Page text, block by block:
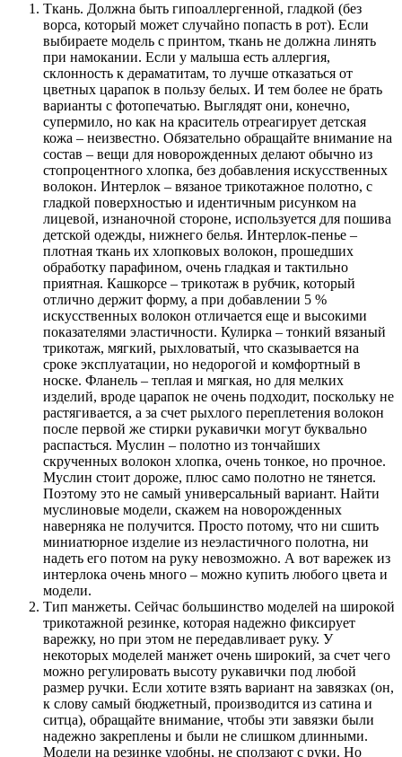
Ткань. Должна быть гипоаллергенной, гладкой (без
ворса, который может случайно попасть в рот). Если
выбираете модель с принтом, ткань не должна линять
при намокании. Если у малыша есть аллергия,
склонность к дераматитам, то лучше отказаться от
цветных царапок в пользу белых. И тем более не брать
варианты с фотопечатью. Выглядят они, конечно,
супермило, но как на краситель отреагирует детская
кожа – неизвестно. Обязательно обращайте внимание на
состав – вещи для новорожденных делают обычно из
стопроцентного хлопка, без добавления искусственных
волокон. Интерлок – вязаное трикотажное полотно, с
гладкой поверхностью и идентичным рисунком на
лицевой, изнаночной стороне, используется для пошива
детской одежды, нижнего белья. Интерлок-пенье –
плотная ткань их хлопковых волокон, прошедших
обработку парафином, очень гладкая и тактильно
приятная. Кашкорсе – трикотаж в рубчик, который
отлично держит форму, а при добавлении 5 %
искусственных волокон отличается еще и высокими
показателями эластичности. Кулирка – тонкий вязаный
трикотаж, мягкий, рыхловатый, что сказывается на
сроке эксплуатации, но недорогой и комфортный в
носке. Фланель – теплая и мягкая, но для мелких
изделий, вроде царапок не очень подходит, поскольку не
растягивается, а за счет рыхлого переплетения волокон
после первой же стирки рукавички могут буквально
распасться. Муслин – полотно из тончайших
скрученных волокон хлопка, очень тонкое, но прочное.
Муслин стоит дороже, плюс само полотно не тянется.
Поэтому это не самый универсальный вариант. Найти
муслиновые модели, скажем на новорожденных
наверняка не получится. Просто потому, что ни сшить
миниатюрное изделие из неэластичного полотна, ни
надеть его потом на руку невозможно. А вот варежек из
интерлока очень много – можно купить любого цвета и
модели.
Тип манжеты. Сейчас большинство моделей на широкой
трикотажной резинке, которая надежно фиксирует
варежку, но при этом не передавливает руку. У
некоторых моделей манжет очень широкий, за счет чего
можно регулировать высоту рукавички под любой
размер ручки. Если хотите взять вариант на завязках (он,
к слову самый бюджетный, производится из сатина и
ситца), обращайте внимание, чтобы эти завязки были
надежно закреплены и были не слишком длинными.
Модели на резинке удобны, не сползают с руки. Но